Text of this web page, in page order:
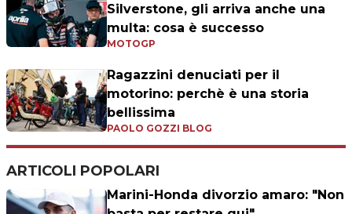
Silverstone, gli arriva anche una
multa: cosa è successo
MOTOGP
Ragazzini denuciati per il
motorino: perchè è una storia
bellissima
PAOLO GOZZI BLOG
ARTICOLI POPOLARI
Marini-Honda divorzio amaro: "Non